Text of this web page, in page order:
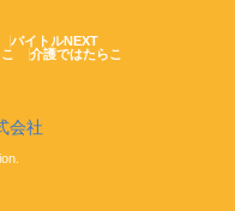
バイトルNEXT
介護ではたらこ